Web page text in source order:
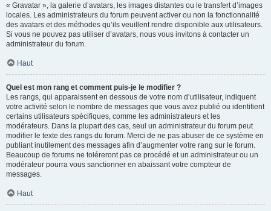
« Gravatar », la galerie d’avatars, les images distantes ou le transfert d’images
locales. Les administrateurs du forum peuvent activer ou non la fonctionnalité
des avatars et des méthodes qu’ils veuillent rendre disponible aux utilisateurs.
Si vous ne pouvez pas utiliser d’avatars, nous vous invitons à contacter un
administrateur du forum.
Haut
Quel est mon rang et comment puis-je le modifier ?
Les rangs, qui apparaissent en dessous de votre nom d’utilisateur, indiquent
votre activité selon le nombre de messages que vous avez publié ou identifient
certains utilisateurs spécifiques, comme les administrateurs et les
modérateurs. Dans la plupart des cas, seul un administrateur du forum peut
modifier le texte des rangs du forum. Merci de ne pas abuser de ce système en
publiant inutilement des messages afin d’augmenter votre rang sur le forum.
Beaucoup de forums ne toléreront pas ce procédé et un administrateur ou un
modérateur pourra vous sanctionner en abaissant votre compteur de
messages.
Haut